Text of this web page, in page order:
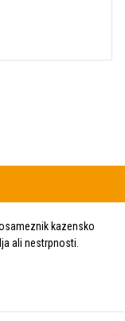
kazensko
ali nestrpnosti.